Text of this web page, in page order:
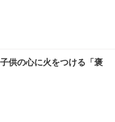
供の心に火をつける「褒